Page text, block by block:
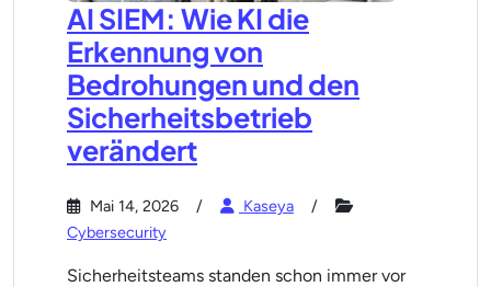
AI SIEM: Wie KI die
Erkennung von
Bedrohungen und den
Sicherheitsbetrieb
verändert
Mai 14, 2026
Kaseya
Cybersecurity
Sicherheitsteams standen schon immer vor